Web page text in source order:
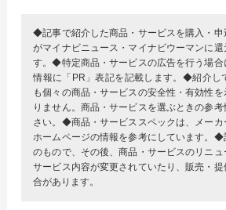
◆記事で紹介した商品・サービスを購入・申
がマイナビニュース・マイナビウーマンに還
す。◆特定商品・サービスの広告を行う場合
情報に「PR」表記を記載します。◆紹介し
も個々の商品・サービスの安全性・有効性
りません。商品・サービスを選ぶときの参
さい。◆商品・サービススペックは、メーカ
ホームページの情報を参考にしています。◆
のもので、その後、商品・サービスのリニ
サービス内容が変更されていたり、販売・
合があります。